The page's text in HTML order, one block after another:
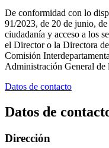
De conformidad con lo
91/2023, de 20 de junio,
ciudadanía y acceso a los
el Director o la Directora
Comisión
Administración General de
Datos de contacto
Datos de
Dirección